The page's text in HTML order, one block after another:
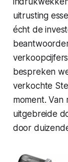
uitrusting
écht de
bespreken
verkochte
moment.
uitgebreide
door